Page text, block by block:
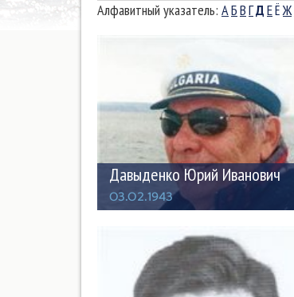
Алфавитный указатель: АБВГДЕЁЖ
Давыденко Юрий Иванович
03.02.1943